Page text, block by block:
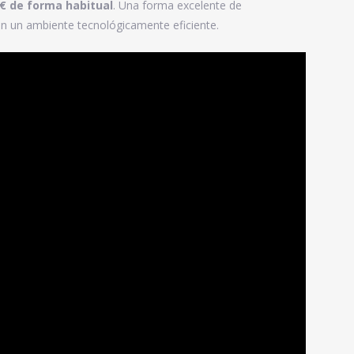
de forma habitual. Una forma excelente de
un ambiente tecnológicamente eficiente.